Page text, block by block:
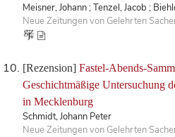
Meisner, Johann ; Tenzel, Jacob ;
Neue Zeitungen von Gelehrten
[Rezension] Fastel-Abends-
Geschichtmäßige Untersuchung
in Mecklenburg
Schmidt, Johann Peter
Neue Zeitungen von Gelehrten